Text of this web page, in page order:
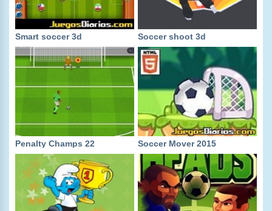
Smart soccer 3d Soccer shoot 3d
Penalty Champs 22 Soccer Mover 2015